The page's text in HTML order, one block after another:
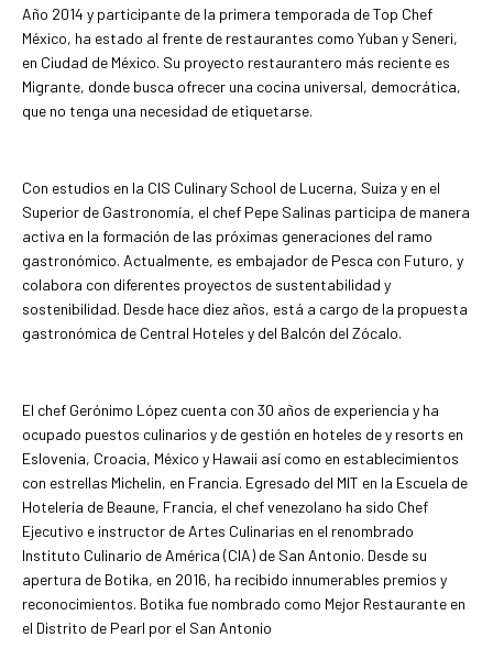
Año 2014 y participante de la primera temporada de Top Chef
México, ha estado al frente de restaurantes como Yuban y Seneri,
en Ciudad de México. Su proyecto restaurantero más reciente es
Migrante, donde busca ofrecer una cocina universal, democrática,
que no tenga una necesidad de etiquetarse.
Con estudios en la CIS Culinary School de Lucerna, Suiza y en el
Superior de Gastronomía, el chef Pepe Salinas participa de manera
activa en la formación de las próximas generaciones del ramo
gastronómico. Actualmente, es embajador de Pesca con Futuro, y
colabora con diferentes proyectos de sustentabilidad y
sostenibilidad. Desde hace diez años, está a cargo de la propuesta
gastronómica de Central Hoteles y del Balcón del Zócalo.
El chef Gerónimo López cuenta con 30 años de experiencia y ha
ocupado puestos culinarios y de gestión en hoteles de y resorts en
Eslovenia, Croacia, México y Hawaii así como en establecimientos
con estrellas Michelin, en Francia. Egresado del MIT en la Escuela de
Hotelería de Beaune, Francia, el chef venezolano ha sido Chef
Ejecutivo e instructor de Artes Culinarias en el renombrado
Instituto Culinario de América (CIA) de San Antonio. Desde su
apertura de Botika, en 2016, ha recibido innumerables premios y
reconocimientos. Botika fue nombrado como Mejor Restaurante en
el Distrito de Pearl por el San Antonio